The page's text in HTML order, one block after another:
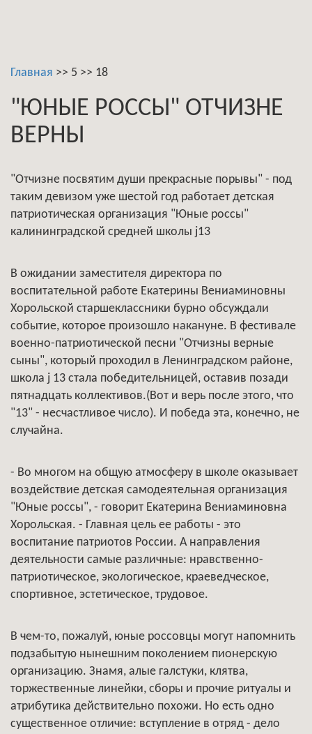
Главная >> 5 >> 18
"ЮНЫЕ РОССЫ" ОТЧИЗНЕ
ВЕРНЫ
"Отчизне посвятим души прекрасные порывы" - под
таким девизом уже шестой год работает детская
патриотическая организация "Юные россы"
калининградской средней школы ј13
В ожидании заместителя директора по
воспитательной работе Екатерины Вениаминовны
Хорольской старшеклассники бурно обсуждали
событие, которое произошло накануне. В фестивале
военно-патриотической песни "Отчизны верные
сыны", который проходил в Ленинградском районе,
школа ј 13 стала победительницей, оставив позади
пятнадцать коллективов.(Вот и верь после этого, что
"13" - несчастливое число). И победа эта, конечно, не
случайна.
- Во многом на общую атмосферу в школе оказывает
воздействие детская самодеятельная организация
"Юные россы", - говорит Екатерина Вениаминовна
Хорольская. - Главная цель ее работы - это
воспитание патриотов России. А направления
деятельности самые различные: нравственно-
патриотическое, экологическое, краеведческое,
спортивное, эстетическое, трудовое.
В чем-то, пожалуй, юные россовцы могут напомнить
подзабытую нынешним поколением пионерскую
организацию. Знамя, алые галстуки, клятва,
торжественные линейки, сборы и прочие ритуалы и
атрибутика действительно похожи. Но есть одно
существенное отличие: вступление в отряд - дело